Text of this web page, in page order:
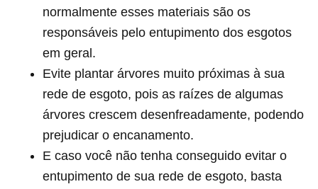
normalmente esses materiais são os
responsáveis pelo entupimento dos esgotos
em geral.
Evite plantar árvores muito próximas à sua
rede de esgoto, pois as raízes de algumas
árvores crescem desenfreadamente, podendo
prejudicar o encanamento.
E caso você não tenha conseguido evitar o
entupimento de sua rede de esgoto, basta